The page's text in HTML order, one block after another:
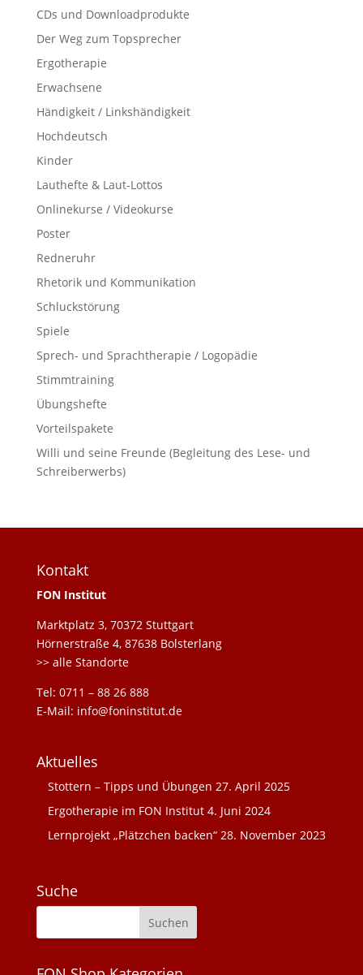
CDs und Downloadprodukte
Der Weg zum Topsprecher
Ergotherapie
Erwachsene
Händigkeit / Linkshändigkeit
Hochdeutsch
Kinder
Lauthefte & Laut-Lottos
Onlinekurse / Videokurse
Poster
Redneruhr
Rhetorik und Kommunikation
Schluckstörung
Spiele
Sprech- und Sprachtherapie / Logopädie
Stimmtraining
Übungshefte
Vorteilspakete
Willi und seine Freunde (Begleitung des Lese- und
Schreiberwerbs)
Kontakt
FON Institut
Marktplatz 3, 70372 Stuttgart
Hörnerstraße 4, 87638 Bolsterlang
>> alle Standorte
Tel: 0711 – 88 26 888
E-Mail: info@foninstitut.de
Aktuelles
Stottern – Tipps und Übungen 27. April 2025
Ergotherapie im FON Institut 4. Juni 2024
Lernprojekt „Plätzchen backen“ 28. November 2023
Suche